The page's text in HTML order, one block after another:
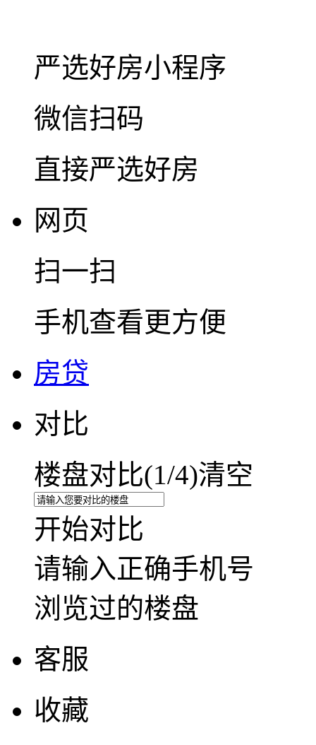
严选好房小程序
微信扫码
直接严选好房
网页
扫一扫
手机查看更方便
房贷
对比
楼盘对比(1/4)清空
开始对比
请输入正确手机号
浏览过的楼盘
客服
收藏